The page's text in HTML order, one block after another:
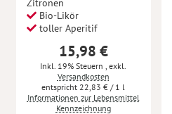
Zitronen
Bio-Likör
toller Aperitif
15,98 €
Inkl. 19% Steuern, exkl.
Versandkosten
22,83 € / 1 l
Informationen zur Lebensmittel
Kennzeichnung